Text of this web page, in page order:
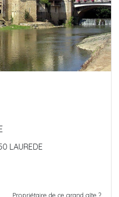
LAUREDE
Propriétaire de ce grand gîte ?